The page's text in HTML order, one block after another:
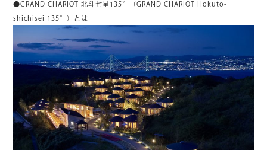
●GRAND CHARIOT 北斗七星135°（GRAND CHARIOT Hokuto-
shichisei 135°）とは